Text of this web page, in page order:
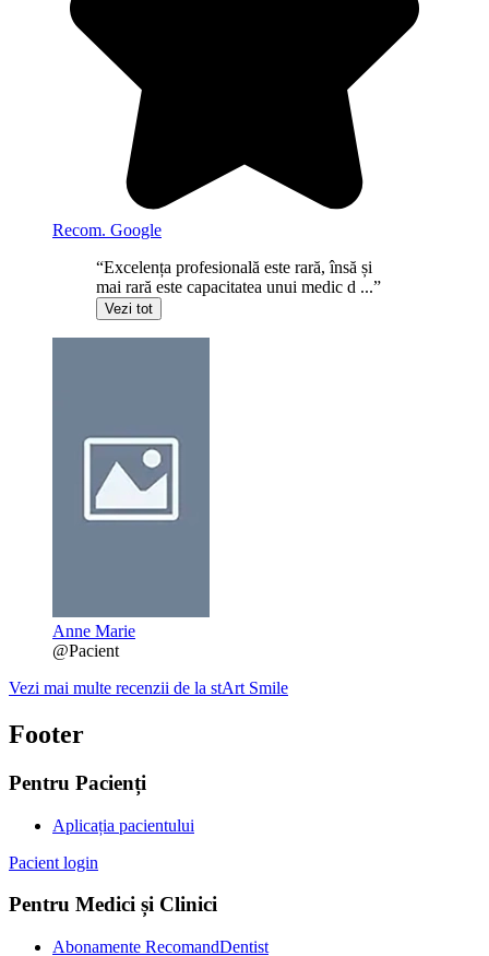
Recom. Google
“Excelența profesională este rară, însă și
mai rară este capacitatea unui medic d ...”
Vezi tot
Anne Marie
@Pacient
Vezi mai multe recenzii de la stArt Smile
Footer
Pentru Pacienți
Aplicația pacientului
Pacient login
Pentru Medici și Clinici
Abonamente RecomandDentist